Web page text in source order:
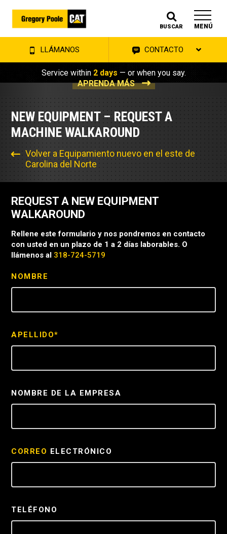
BUSCAR MENÚ
LLÁMANOS CONTACTO
Service within 2 days — or when you say.
APRENDA MÁS
NEW EQUIPMENT – REQUEST A
MACHINE WALKAROUND
Volver a Equipamiento nuevo en el este de
Carolina del Norte
REQUEST A NEW EQUIPMENT
WALKAROUND
Rellene este formulario y nos pondremos en contacto
con usted en un plazo de 1 a 2 días laborables. O
llámenos al 318-724-5719
NOMBRE
APELLIDO*
NOMBRE DE LA EMPRESA
CORREO ELECTRÓNICO
TELÉFONO